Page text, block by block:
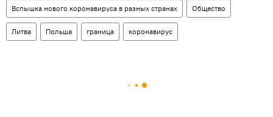
Вспышка нового коронавируса в разных странах Общество
Литва Польша граница коронавирус